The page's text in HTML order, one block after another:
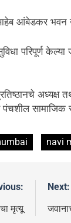
आंबेडकर भवन
परिपूर्ण
सामाजिक
navi
मृत्यू
Next: